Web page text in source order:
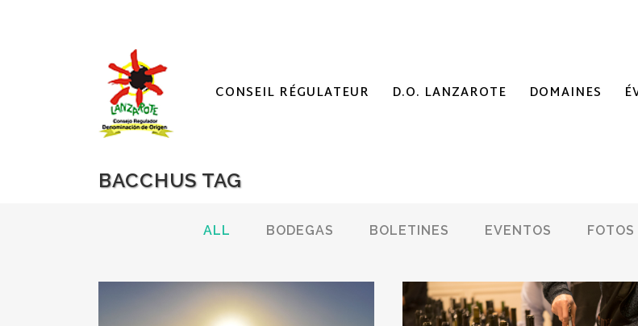
CONSEIL RÉGULATEUR D.O. LANZAROTE DOMAINES
BACCHUS TAG
ALL BODEGAS BOLETINES EVENTOS FOTOS